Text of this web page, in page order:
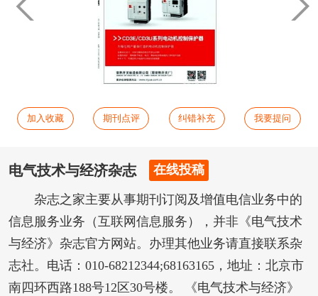
加入收藏 期刊点评 纠错补充 我要提问
电气技术与经济杂志 在线投稿
杂志之家主要从事期刊订阅及增值电信业务中的
信息服务业务（互联网信息服务），并非《电气技术
与经济》杂志官方网站。办理其他业务请直接联系杂
志社。电话：010-68212344;68163165，地址：北京市
南四环西路188号12区30号楼。 《电气技术与经济》